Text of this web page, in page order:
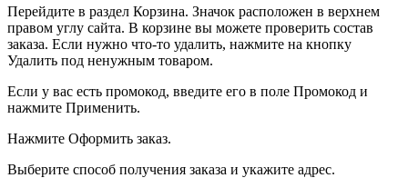
Перейдите в раздел Корзина. Значок расположен в верхнем
правом углу сайта. В корзине вы можете проверить состав
заказа. Если нужно что-то удалить, нажмите на кнопку
Удалить под ненужным товаром.
Если у вас есть промокод, введите его в поле Промокод и
нажмите Применить.
Нажмите Оформить заказ.
Выберите способ получения заказа и укажите адрес.